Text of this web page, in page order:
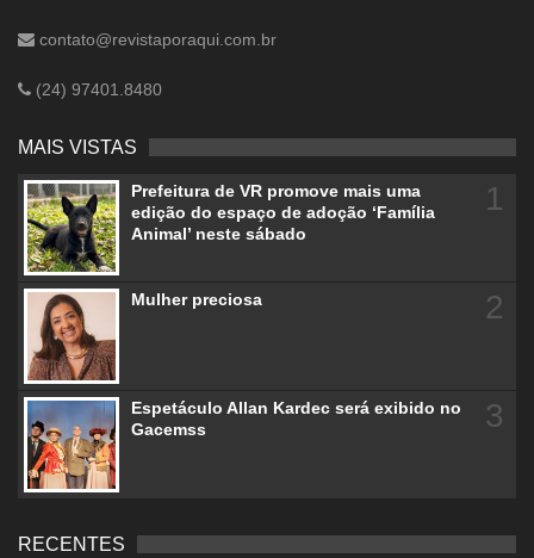
contato@revistaporaqui.com.br
(24) 97401.8480
MAIS VISTAS
Prefeitura de VR promove mais uma
edição do espaço de adoção ‘Família
Animal’ neste sábado
1
Mulher preciosa 2
Espetáculo Allan Kardec será exibido no
Gacemss
3
RECENTES